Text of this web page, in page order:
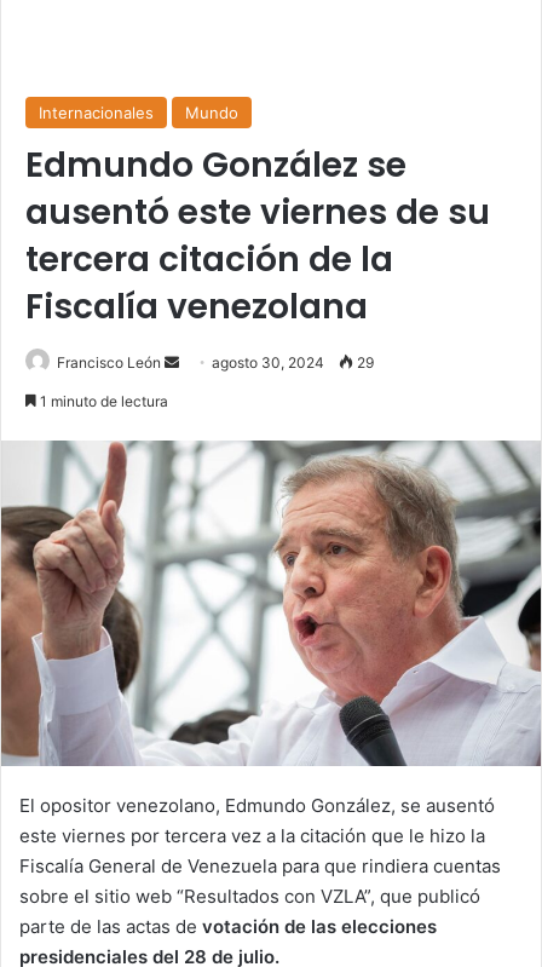
Internacionales Mundo
Edmundo González se
ausentó este viernes de su
tercera citación de la
Fiscalía venezolana
Francisco León
Sendagosto 30, 2024 29
1 minuto de lectura
El opositor venezolano, Edmundo González, se ausentó
este viernes por tercera vez a la citación que le hizo la
Fiscalía General de Venezuela para que rindiera cuentas
sobre el sitio web “Resultados con VZLA”, que publicó
parte de las actas de votación de las elecciones
presidenciales del 28 de julio.